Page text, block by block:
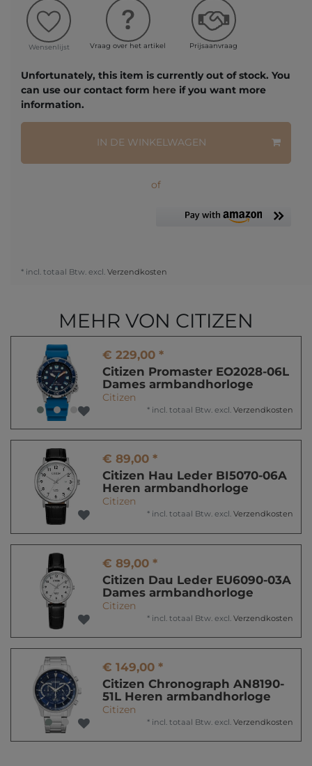
Wensenlijst Vraag over het artikel Prijsaanvraag
Unfortunately, this item is currently out of stock. You
can use our contact form here if you want more
information.
IN DE WINKELWAGEN
of
* incl. totaal Btw. excl. Verzendkosten
MEHR VON CITIZEN
€ 229,00 *
Citizen Promaster EO2028-06L
Dames armbandhorloge
Citizen
* incl. totaal Btw. excl. Verzendkosten
€ 89,00 *
Citizen Hau Leder BI5070-06A
Heren armbandhorloge
Citizen
* incl. totaal Btw. excl. Verzendkosten
€ 89,00 *
Citizen Dau Leder EU6090-03A
Dames armbandhorloge
Citizen
* incl. totaal Btw. excl. Verzendkosten
€ 149,00 *
Citizen Chronograph AN8190-
51L Heren armbandhorloge
Citizen
* incl. totaal Btw. excl. Verzendkosten